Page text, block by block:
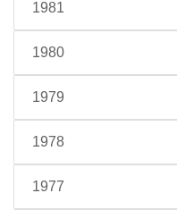
1981
1980
1979
1978
1977